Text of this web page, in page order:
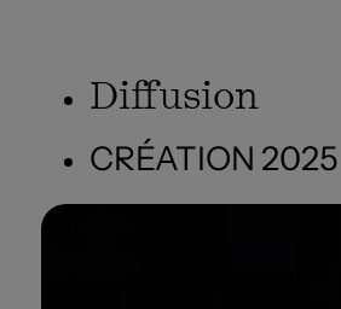
Diffusion
CRÉATION 2025